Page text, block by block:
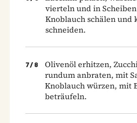
vierteln und in
Knoblauch schälen und
schneiden.
7/ 8
Olivenöl erhitzen,
rundum anbraten, mit
Knoblauch würzen, mit
beträufeln.